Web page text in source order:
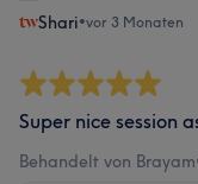
Shari•vor 3 Monaten
Super nice session
Behandelt von Brayam